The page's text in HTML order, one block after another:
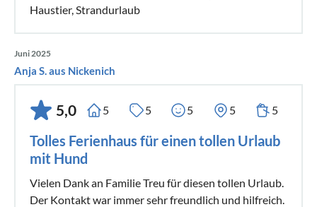
Haustier, Strandurlaub
Juni 2025
Anja S. aus Nickenich
5,0 5 5 5 5 5
Tolles Ferienhaus für einen tollen Urlaub
mit Hund
Vielen Dank an Familie Treu für diesen tollen Urlaub.
Der Kontakt war immer sehr freundlich und hilfreich.